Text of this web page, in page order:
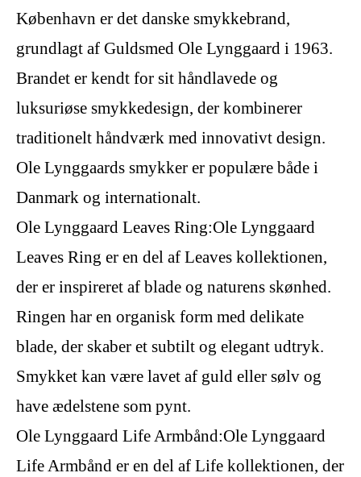
København er det danske smykkebrand,
grundlagt af Guldsmed Ole Lynggaard i 1963.
Brandet er kendt for sit håndlavede og
luksuriøse smykkedesign, der kombinerer
traditionelt håndværk med innovativt design.
Ole Lynggaards smykker er populære både i
Danmark og internationalt.
Ole Lynggaard Leaves Ring:Ole Lynggaard
Leaves Ring er en del af Leaves kollektionen,
der er inspireret af blade og naturens skønhed.
Ringen har en organisk form med delikate
blade, der skaber et subtilt og elegant udtryk.
Smykket kan være lavet af guld eller sølv og
have ædelstene som pynt.
Ole Lynggaard Life Armbånd:Ole Lynggaard
Life Armbånd er en del af Life kollektionen, der